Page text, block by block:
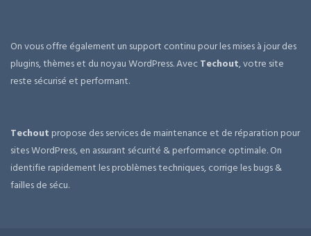
On vous offre également un support continu pour les mises à jour des
plugins, thèmes et du noyau WordPress. AvecTechout, votre site
reste sécurisé et performant.
Techout propose des services de maintenance et de réparation pour
sites WordPress, en assurant sécurité & performance optimale. On
identifie rapidement les problèmes techniques, corrige les bugs &
failles de sécu.